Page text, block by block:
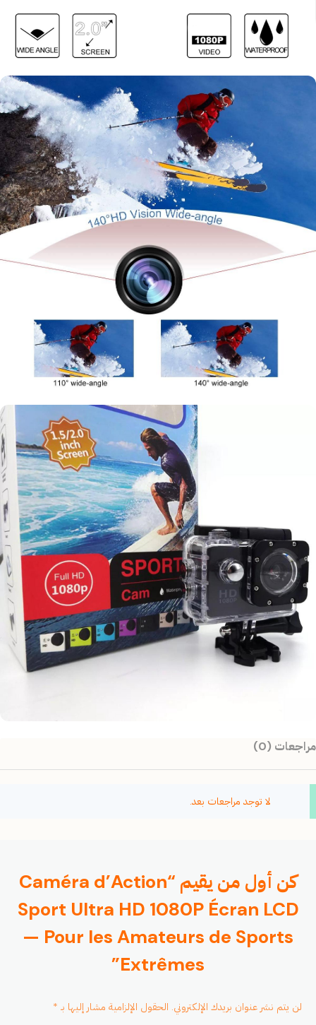
مراجعات (0)
لا توجد مراجعات بعد.
كن أول من يقيم “Caméra d’Action
Sport Ultra HD 1080P Écran LCD
— Pour les Amateurs de Sports
Extrêmes”
لن يتم نشر عنوان بريدك الإلكتروني. الحقول الإلزامية مشار إليها بـ *